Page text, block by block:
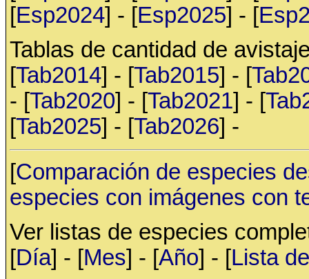
[Esp2024] - [Esp2025] - [
Tablas de cantidad de
[Tab2014] - [Tab2015] - [
- [Tab2020] - [Tab2021] - [
[Tab2025] - [Tab2026] -
[Comparación de especies
especies con imágenes con
Ver listas de especies
[Día] - [Mes] - [Año] - [Lista